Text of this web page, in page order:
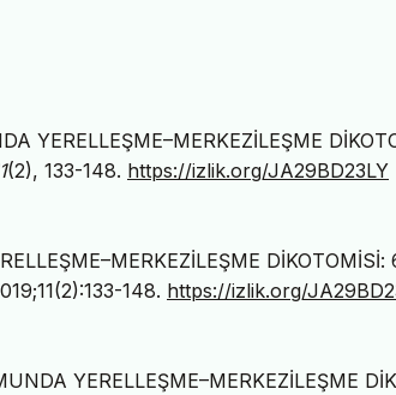
YERELLEŞME–MERKEZİLEŞME
(2), 133-148. https://izlik.org/JA29BD23LY
148. https://izlik.org/
YERELLEŞME–MERKEZİLEŞME